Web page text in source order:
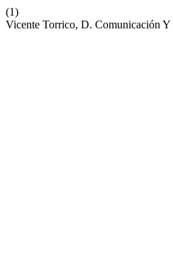
(1)
Vicente Torrico, D. Comunicación